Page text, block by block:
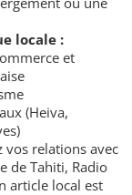
locale :
et
(Heiva,
vos relations avec
de Tahiti, Radio
article local est